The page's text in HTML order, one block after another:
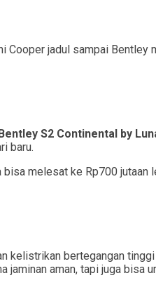
jadul sampai Bentley
Bentley S2 Continental by
baru.
melesat ke Rp700 jutaan
kelistrikan bertegangan
jaminan aman, tapi juga bisa